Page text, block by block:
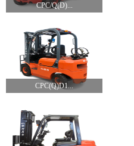
CPC/Q(D)...
CPC(Q)D1...